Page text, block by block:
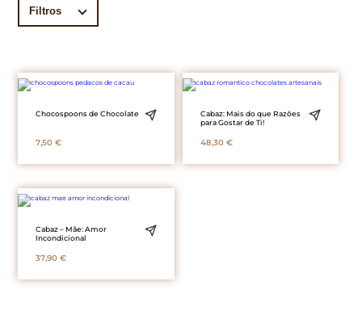
Filtros
Chocospoons de Chocolate
7,50€
Cabaz: Mais do que Razões
para Gostar de Ti!
48,30 €
Cabaz – Mãe: Amor
Incondicional
37,90€